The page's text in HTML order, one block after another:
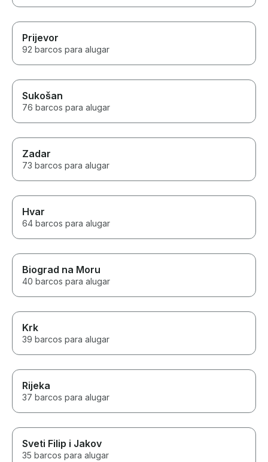
Prijevor
92 barcos para alugar
Sukošan
76 barcos para alugar
Zadar
73 barcos para alugar
Hvar
64 barcos para alugar
Biograd na Moru
40 barcos para alugar
Krk
39 barcos para alugar
Rijeka
37 barcos para alugar
Sveti Filip i Jakov
35 barcos para alugar